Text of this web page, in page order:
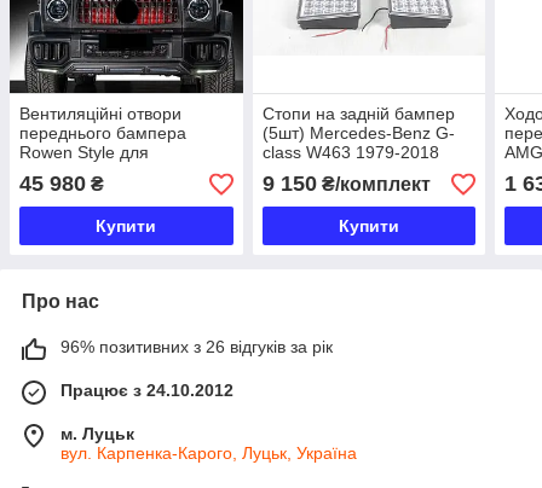
Вентиляційні отвори
переднього бампера
Rowen Style для
Mercedes-Benz G-Class
W465
45 980 ₴
Купити
Стопи на задній бампер
(5шт) Mercedes-Benz G-
class W463 1979-2018
9 150₴/комплект
Купити
1
Про нас
96% позитивних з 26 відгуків за рік
Працює з 24.10.2012
м. Луцьк
вул. Карпенка-Карого, Луцьк, Україна